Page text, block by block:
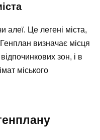
Це легені міста,
визначає місця
зон, і в
міського